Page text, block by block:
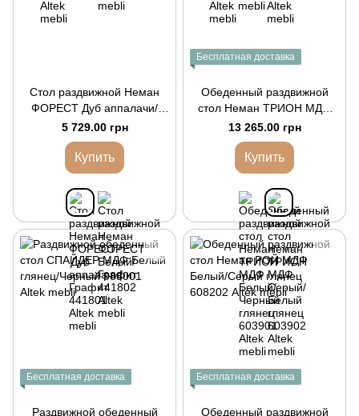
Стол раздвижной Неман
ФОРЕСТ Дуб аппалачи/
Графит
5 729.00 грн
Купить
Бесплатная доставка
Обеденный раздвижной
стол Неман ТРИОН МДФ
Серый/Белый глянец
13 265.00 грн
Купить
Бесплатная доставка
Раздвижной обеденный
Бесплатная доставка
Обеденный раздвижной